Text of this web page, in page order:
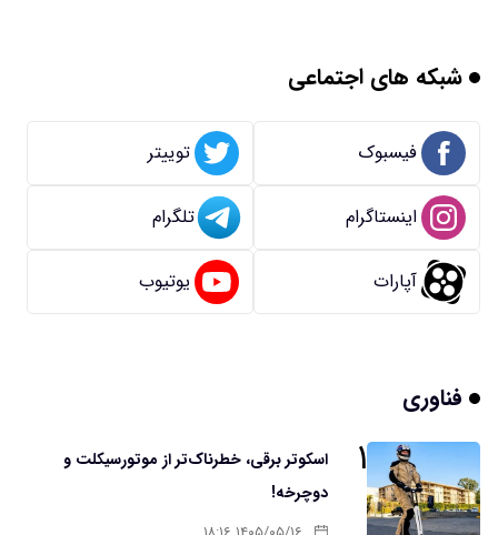
شبکه های اجتماعی
فیسبوک توییتر
اینستاگرام تلگرام
آپارات یوتیوب
فناوری
۱
اسکوتر برقی، خطرناک‌تر از موتورسیکلت و
دوچرخه!